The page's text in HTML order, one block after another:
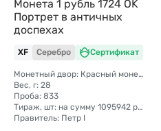
Монета 1 рубль 1724 OK
Портрет в античных
доспехах
XF Серебро Сертификат
Монетный двор: Красный монетный двор (Москва)
Вес, г: 28
Проба: 833
Тираж, шт: на сумму 1095942 рубля (рубль + полтина)
Правитель: Петр I